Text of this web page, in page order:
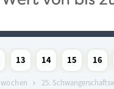
13
14
Schwangerschaftswoche
15
16
25.